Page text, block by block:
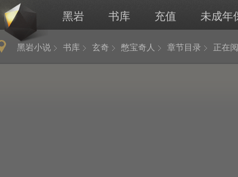
黑岩 书库 充值 未成年
黑岩小说 书库 玄奇 憋宝奇人 章节目录 正在